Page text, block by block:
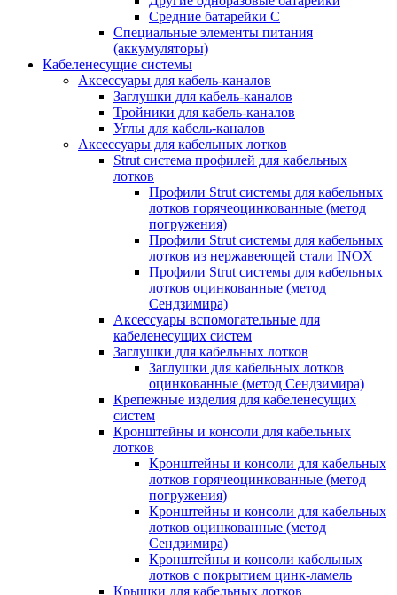
Средние батарейки C
Специальные элементы питания
(аккумуляторы)
Кабеленесущие системы
Аксессуары для кабель-каналов
Заглушки для кабель-каналов
Тройники для кабель-каналов
Углы для кабель-каналов
Аксессуары для кабельных лотков
Strut система профилей для кабельных
лотков
Профили Strut системы для кабельных
лотков горячеоцинкованные (метод
погружения)
Профили Strut системы для кабельных
лотков из нержавеющей стали INOX
Профили Strut системы для кабельных
лотков оцинкованные (метод
Сендзимира)
Аксессуары вспомогательные для
кабеленесущих систем
Заглушки для кабельных лотков
Заглушки для кабельных лотков
оцинкованные (метод Сендзимира)
Крепежные изделия для кабеленесущих
систем
Кронштейны и консоли для кабельных
лотков
Кронштейны и консоли для кабельных
лотков горячеоцинкованные (метод
погружения)
Кронштейны и консоли для кабельных
лотков оцинкованные (метод
Сендзимира)
Кронштейны и консоли кабельных
лотков с покрытием цинк-ламель
Крышки для кабельных лотков